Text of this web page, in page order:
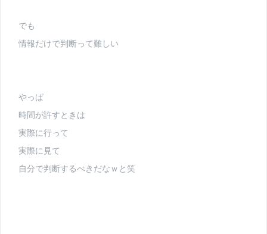
でも
情報だけで判断って難しい
やっぱ
時間が許すときは
実際に行って
実際に見て
自分で判断するべきだなｗと笑